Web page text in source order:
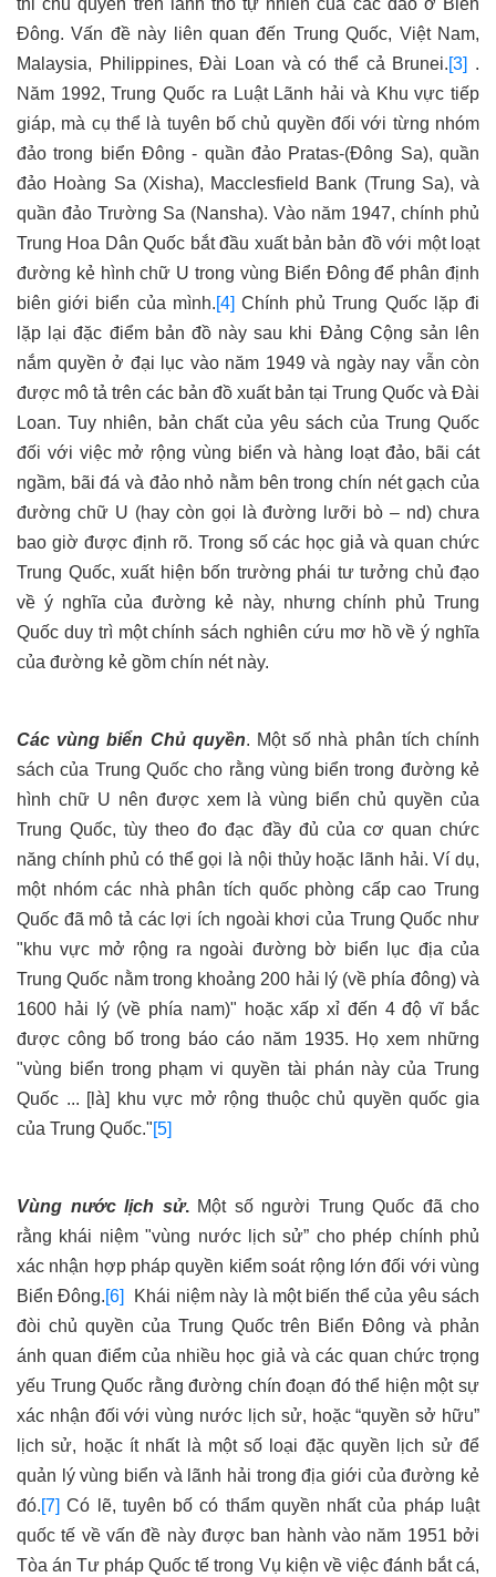
thi chủ quyền trên lãnh thổ tự nhiên của các đảo ở Biển
Đông. Vấn đề này liên quan đến Trung Quốc, Việt Nam,
Malaysia, Philippines, Đài Loan và có thể cả Brunei.[3] .
Năm 1992, Trung Quốc ra Luật Lãnh hải và Khu vực tiếp
giáp, mà cụ thể là tuyên bố chủ quyền đối với từng nhóm
đảo trong biển Đông - quần đảo Pratas-(Đông Sa), quần
đảo Hoàng Sa (Xisha), Macclesfield Bank (Trung Sa), và
quần đảo Trường Sa (Nansha). Vào năm 1947, chính phủ
Trung Hoa Dân Quốc bắt đầu xuất bản bản đồ với một loạt
đường kẻ hình chữ U trong vùng Biển Đông để phân định
biên giới biển của mình.[4] Chính phủ Trung Quốc lặp đi
lặp lại đặc điểm bản đồ này sau khi Đảng Cộng sản lên
nắm quyền ở đại lục vào năm 1949 và ngày nay vẫn còn
được mô tả trên các bản đồ xuất bản tại Trung Quốc và Đài
Loan. Tuy nhiên, bản chất của yêu sách của Trung Quốc
đối với việc mở rộng vùng biển và hàng loạt đảo, bãi cát
ngầm, bãi đá và đảo nhỏ nằm bên trong chín nét gạch của
đường chữ U (hay còn gọi là đường lưỡi bò – nd) chưa
bao giờ được định rõ. Trong số các học giả và quan chức
Trung Quốc, xuất hiện bốn trường phái tư tưởng chủ đạo
về ý nghĩa của đường kẻ này, nhưng chính phủ Trung
Quốc duy trì một chính sách nghiên cứu mơ hồ về ý nghĩa
của đường kẻ gồm chín nét này.
Các vùng biển Chủ quyền. Một số nhà phân tích chính
sách của Trung Quốc cho rằng vùng biển trong đường kẻ
hình chữ U nên được xem là vùng biển chủ quyền của
Trung Quốc, tùy theo đo đạc đầy đủ của cơ quan chức
năng chính phủ có thể gọi là nội thủy hoặc lãnh hải. Ví dụ,
một nhóm các nhà phân tích quốc phòng cấp cao Trung
Quốc đã mô tả các lợi ích ngoài khơi của Trung Quốc như
"khu vực mở rộng ra ngoài đường bờ biển lục địa của
Trung Quốc nằm trong khoảng 200 hải lý (về phía đông) và
1600 hải lý (về phía nam)" hoặc xấp xỉ đến 4 độ vĩ bắc
được công bố trong báo cáo năm 1935. Họ xem những
"vùng biển trong phạm vi quyền tài phán này của Trung
Quốc ... [là] khu vực mở rộng thuộc chủ quyền quốc gia
của Trung Quốc."[5]
Vùng nước lịch sử.Một số người Trung Quốc đã cho
rằng khái niệm "vùng nước lịch sử” cho phép chính phủ
xác nhận hợp pháp quyền kiểm soát rộng lớn đối với vùng
Biển Đông.[6]
Khái niệm này là một biến thể của yêu sách
đòi chủ quyền của Trung Quốc trên Biển Đông và phản
ánh quan điểm của nhiều học giả và các quan chức trọng
yếu Trung Quốc rằng đường chín đoạn đó thể hiện một sự
xác nhận đối với vùng nước lịch sử, hoặc “quyền sở hữu”
lịch sử, hoặc ít nhất là một số loại đặc quyền lịch sử để
quản lý vùng biển và lãnh hải trong địa giới của đường kẻ
đó.[7] Có lẽ, tuyên bố có thẩm quyền nhất của pháp luật
quốc tế về vấn đề này được ban hành vào năm 1951 bởi
Tòa án Tư pháp Quốc tế trong Vụ kiện về việc đánh bắt cá,